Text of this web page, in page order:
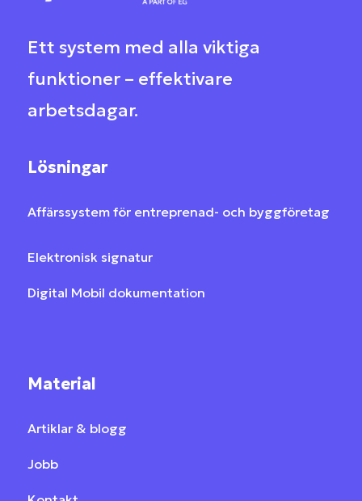
Ett system med alla viktiga
funktioner – effektivare
arbetsdagar.
Lösningar
Affärssystem för entreprenad- och byggföretag
Elektronisk signatur
Digital Mobil dokumentation
Material
Artiklar & blogg
Jobb